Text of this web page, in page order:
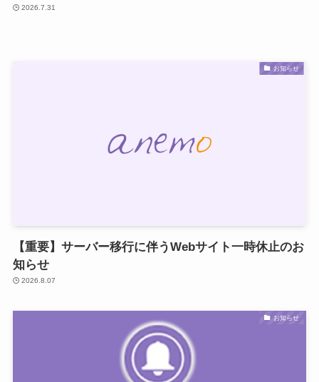
2026.7.31
お知らせ
【重要】サーバー移行に伴うWebサイト一時休止のお
知らせ
2026.8.07
お知らせ